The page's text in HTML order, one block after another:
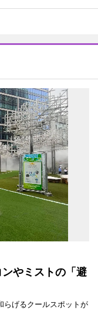
やミストの「避
らげるクールスポットが